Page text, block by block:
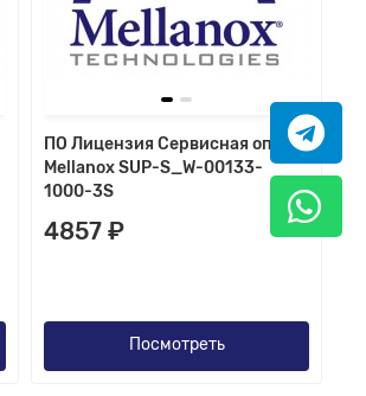
ПО Лицензия Сервисная опция
Mellanox SUP-S_W-00133-
1000-3S
4857 ₽
Посмотреть